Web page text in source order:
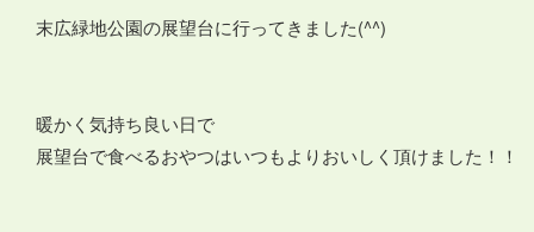
末広緑地公園の展望台に行ってきました(^^)
暖かく気持ち良い日で
展望台で食べるおやつはいつもよりおいしく頂けました！！